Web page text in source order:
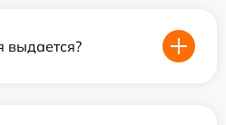
выдается?